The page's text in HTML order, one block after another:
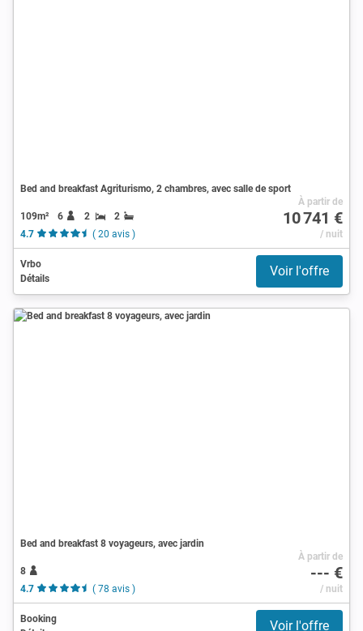
Bed and breakfast Agriturismo, 2 chambres, avec salle de sport
109m² 6 2
2
4.7
( 20 avis )
À partir de
10 741 €
/ nuit
Vrbo
Détails
Voir l'offre
Bed and breakfast 8 voyageurs, avec jardin
8
4.7
( 78 avis )
À partir de
--- €
/ nuit
Booking
Voir l'offre